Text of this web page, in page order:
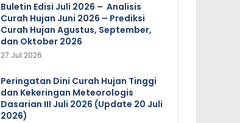
Buletin Edisi Juli 2026 – Analisis
Curah Hujan Juni 2026 – Prediksi
Curah Hujan Agustus, September,
dan Oktober 2026
27 Jul 2026
Peringatan Dini Curah Hujan Tinggi
dan Kekeringan Meteorologis
Dasarian III Juli 2026 (Update 20 Juli
2026)